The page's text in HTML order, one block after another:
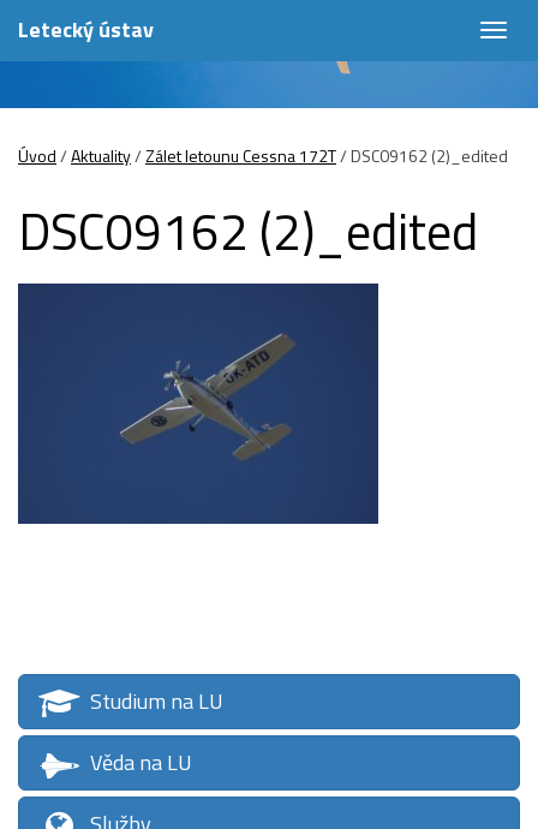
Letecký ústav
Úvod/Aktuality/Zálet letounu Cessna 172T/DSC09162 (2)_edited
DSC09162 (2)_edited
Studium na LU
Věda na LU